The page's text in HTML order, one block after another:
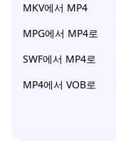
MKV에서 MP4
MPG에서 MP4로
SWF에서 MP4로
MP4에서 VOB로